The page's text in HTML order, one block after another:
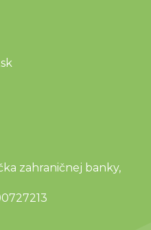
zahraničnej banky,